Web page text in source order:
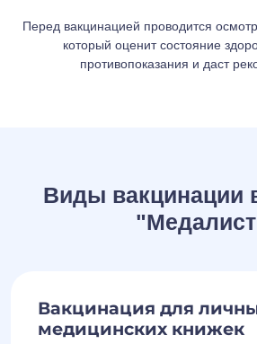
Перед вакцинацией проводится
который оценит состояние
противопоказания и даст
Виды вакцинации
Вакцинация для
медицинских книжек